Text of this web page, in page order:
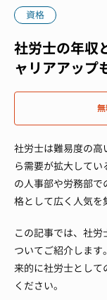
資格
社労士の年収
ャリアアップ
社労士は難易度の高
ら需要が拡大して
の人事部や労務部
格として広く人気を
この記事では、社
ついてご紹介しま
来的に社労士とし
ください。